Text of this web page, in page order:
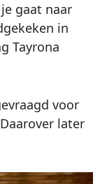
gaat naar
in
Tayrona
voor
later